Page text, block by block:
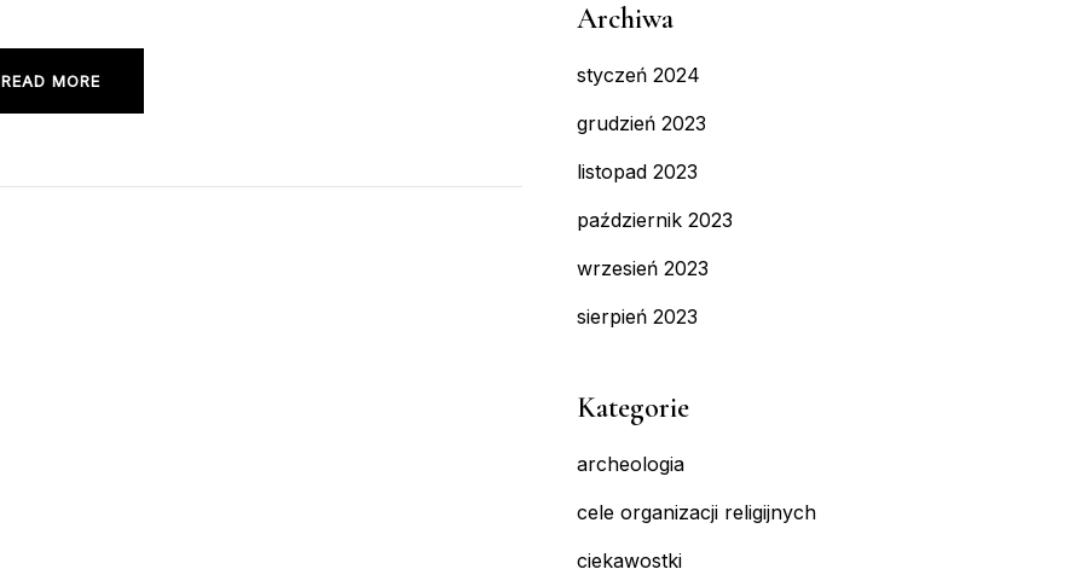
READ MORE
Archiwa
styczeń 2024
grudzień 2023
listopad 2023
październik 2023
wrzesień 2023
sierpień 2023
Kategorie
archeologia
cele organizacji religijnych
ciekawostki